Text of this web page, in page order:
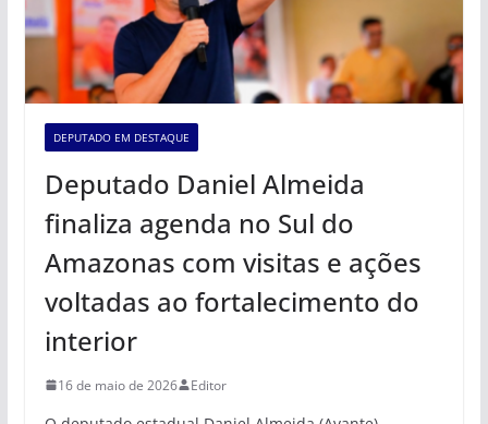
DEPUTADO EM DESTAQUE
Deputado Daniel Almeida
finaliza agenda no Sul do
Amazonas com visitas e ações
voltadas ao fortalecimento do
interior
16 de maio de 2026 Editor